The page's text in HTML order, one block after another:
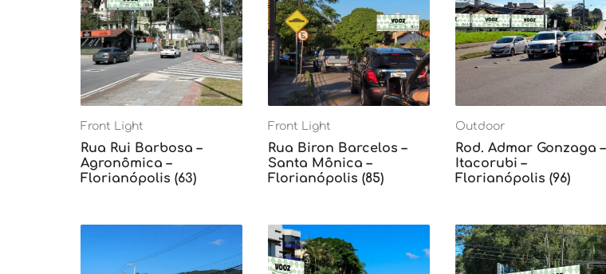
Front Light
Rua Rui Barbosa –
Agronômica –
Florianópolis (63)
Front Light
Rua Biron Barcelos –
Santa Mônica –
Florianópolis (85)
Outdoor
Rod. Admar Gonzaga –
Itacorubi –
Florianópolis (96)